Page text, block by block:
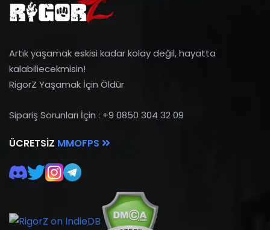
Artık yaşamak eskisi kadar kolay değil, hayatta
kalabiliecekmisin!
RigorZ Yaşamak İçin Öldür
Sipariş Sorunları İçin : +9 0850 304 32 09
ÜCRETSIZ MMOFPS